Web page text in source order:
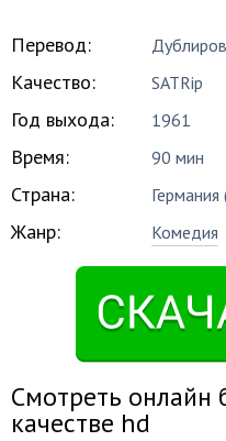
Перевод:
Качество: SATRip
Год выхода: 1961
Время: 90 мин
Страна:
Жанр: Комедия
Смотреть онлайн
качестве hd